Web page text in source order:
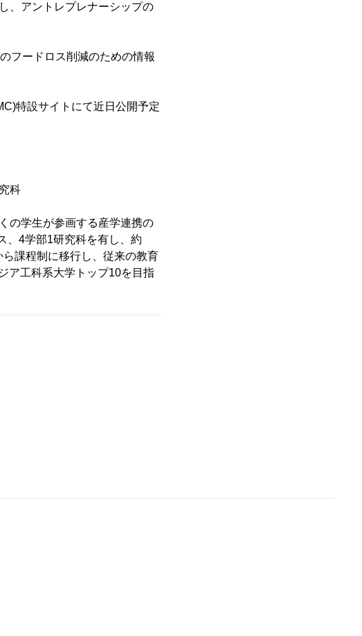
、アントレプレナーシップの
フードロス削減のための情報
特設サイトにて近日公開予定
科
の学生が参画する産学連携の
、4学部1研究科を有し、約
課程制に移行し、従来の教育
ア工科系大学トップ10を目指